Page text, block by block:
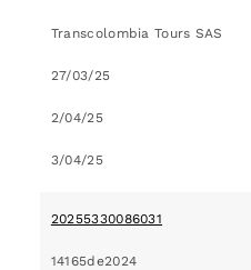
Transcolombia Tours SAS
27/03/25
2/04/25
3/04/25
20255330086031
14165de2024